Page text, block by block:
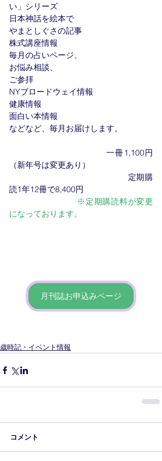
い」シリーズ
日本神話を絵本で
やまとしぐさの記事
株式講座情報
毎月の占いページ、
お悩み相談、
ご参拝
NYブロードウェイ情報
健康情報
面白い本情報
などなど、毎月お届けします。
一冊1,100円
（新年号は変更あり）
​　　　　　　　　　　　　　　定期購
読1年12冊で8,400円
※定期購読料が変更
になっております。
月刊誌お申込みページ
歳時記・イベント情報
コメント